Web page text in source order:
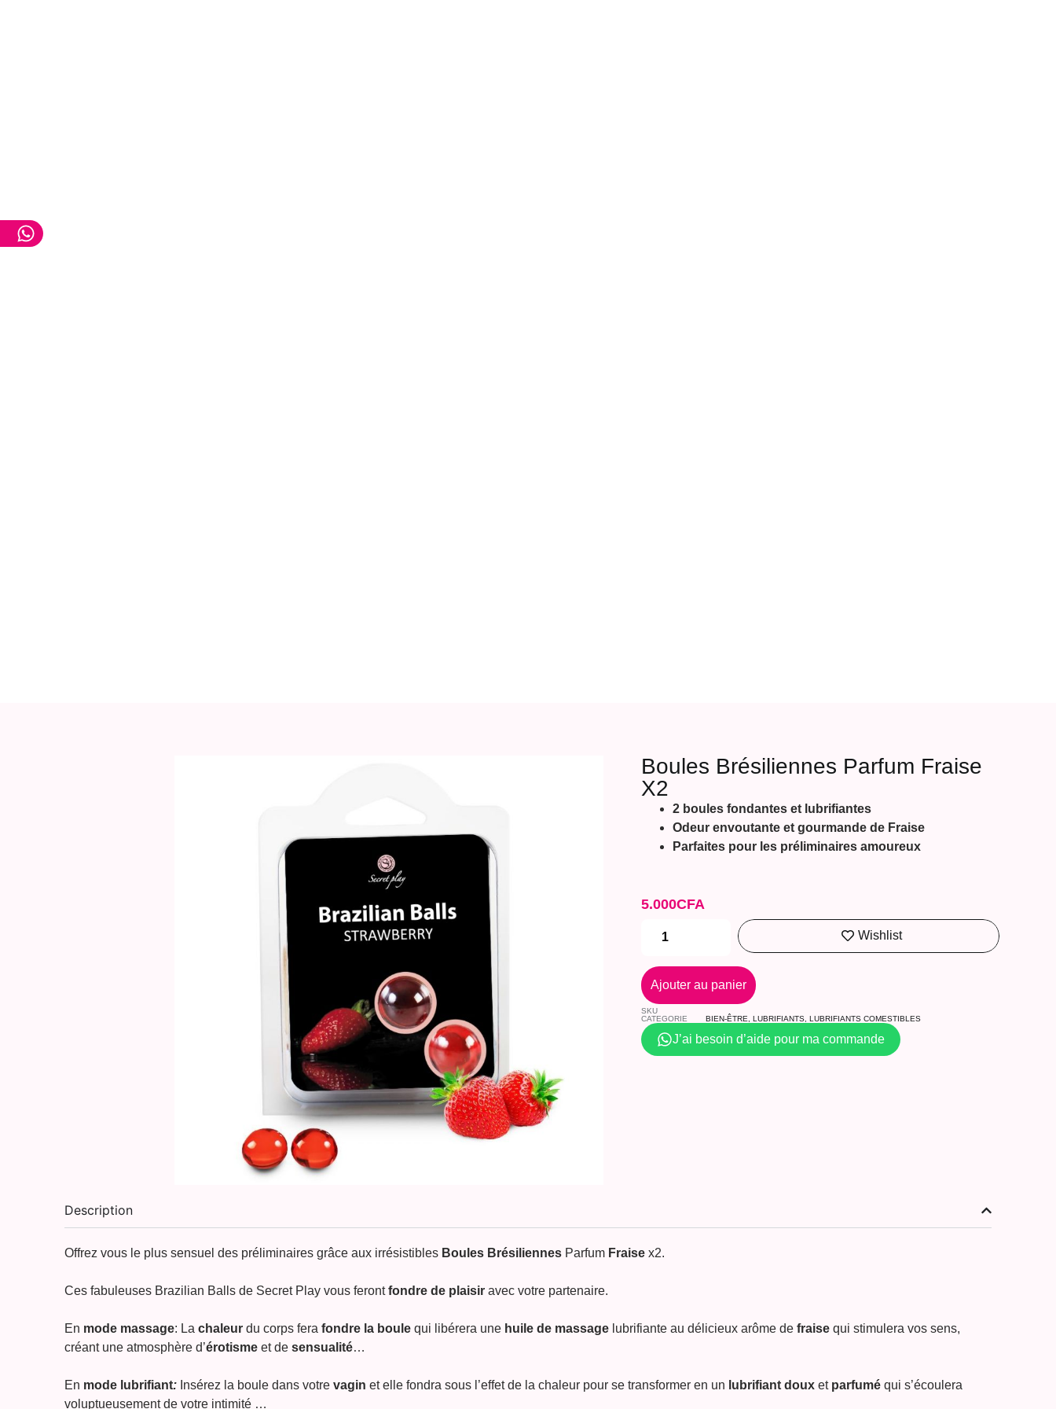
Boules Brésiliennes Parfum Fraise
X2
2 boules fondantes et lubrifiantes
Odeur envoutante et gourmande de Fraise
Parfaites pour les préliminaires amoureux
5.000CFA
Wishlist
Ajouter au panier
SKU
CATEGORIE
BIEN-ÊTRE ,LUBRIFIANTS ,LUBRIFIANTS COMESTIBLES
J’ai besoin d’aide pour ma commande
Description
Offrez vous le plus sensuel des préliminaires grâce aux irrésistibles Boules Brésiliennes Parfum Fraise x2.
Ces fabuleuses Brazilian Balls de Secret Play vous ferontfondre de plaisir avec votre partenaire.
En mode massage: La chaleur du corps fera fondre la boule qui libérera une huile de massage lubrifiante au délicieux arôme de fraise qui stimulera vos sens,
créant une atmosphère d’érotisme et de sensualité…
En mode lubrifiant: Insérez la boule dans votre vagin et elle fondra sous l’effet de la chaleur pour se transformer en un lubrifiant doux et parfumé qui s’écoulera
voluptueusement de votre intimité …